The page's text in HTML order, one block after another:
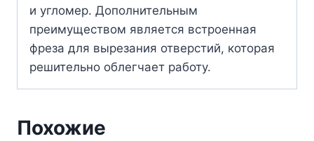
и угломер. Дополнительным
преимуществом является встроенная
фреза для вырезания отверстий, которая
решительно облегчает работу.
Похожие